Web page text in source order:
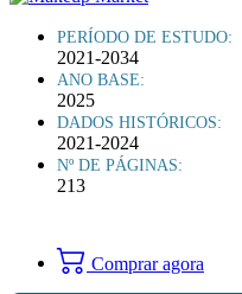
PERÍODO DE ESTUDO:
2021-2034
ANO BASE:
2025
DADOS HISTÓRICOS:
2021-2024
Nº DE PÁGINAS:
213
Comprar agora